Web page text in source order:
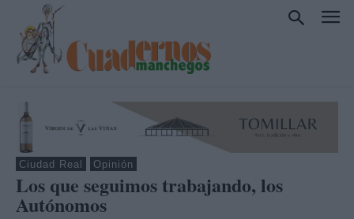
Ciudad Real Opinión
Los que seguimos trabajando, los
Autónomos